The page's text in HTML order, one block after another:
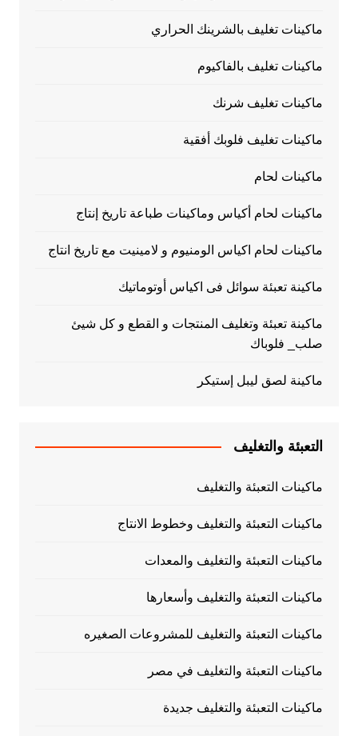
ماكينات تغليف بالشرينك الحراري
ماكينات تغليف بالفاكيوم
ماكينات تغليف شرنك
ماكينات تغليف فلوبك أفقية
ماكينات لحام
ماكينات لحام أكياس وماكينات طباعة تاريخ إنتاج
ماكينات لحام اكياس الومنيوم و لامينيت مع تاريخ انتاج
ماكينة تعبئة سوائل فى اكياس أوتوماتيك
ماكينة تعبئة وتغليف المنتجات و القطع و كل شيئ
صلب_ فلوباك
ماكينة لصق ليبل إستيكر
التعبئة والتغليف
ماكينات التعبئة والتغليف
ماكينات التعبئة والتغليف وخطوط الانتاج
ماكينات التعبئة والتغليف والمعدات
ماكينات التعبئة والتغليف وأسعارها
ماكينات التعبئة والتغليف للمشروعات الصغيره
ماكينات التعبئة والتغليف في مصر
ماكينات التعبئة والتغليف جديدة